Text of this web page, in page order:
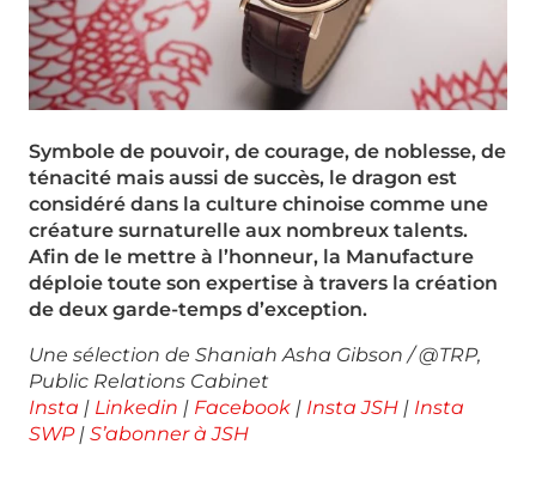
Symbole de pouvoir, de courage, de noblesse, de
ténacité mais aussi de succès, le dragon est
considéré dans la culture chinoise comme une
créature surnaturelle aux nombreux talents.
Afin de le mettre à l’honneur, la Manufacture
déploie toute son expertise à travers la création
de deux garde-temps d’exception.
Une sélection de Shaniah Asha Gibson / @TRP,
Public Relations Cabinet
Insta | Linkedin | Facebook | Insta JSH | Insta
SWP| S’abonner à JSH